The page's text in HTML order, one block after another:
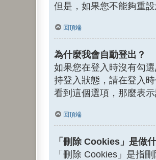
但是，如果您不能夠重
回頂端
為什麼我會自動登出？
如果您在登入時沒有勾選
持登入狀態，請在登入
看到這個選項，那麼表
回頂端
「刪除 Cookies」是做
「刪除 Cookies」是指